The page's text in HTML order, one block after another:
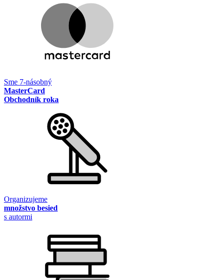
Sme 7-násobný
MasterCard
Obchodník roka
Organizujeme
množstvo besied
s autormi